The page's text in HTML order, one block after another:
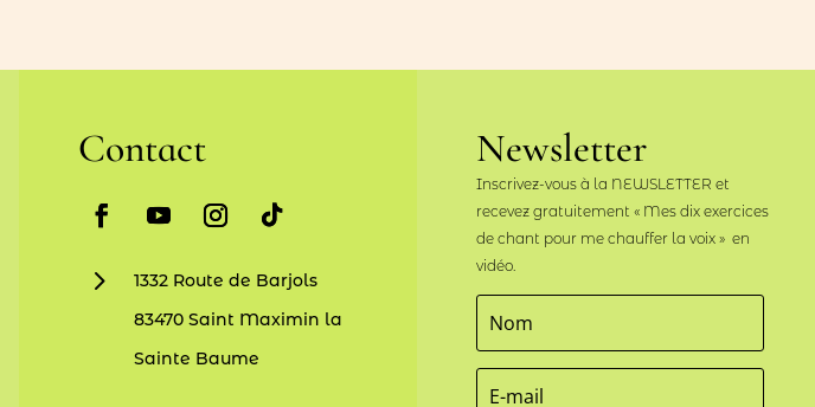
Contact
5
1332 Route de Barjols
83470 Saint Maximin la
Sainte Baume
Newsletter
Inscrivez-vous à la NEWSLETTER et
recevez gratuitement « Mes dix exercices
de chant pour me chauffer la voix » en
vidéo.